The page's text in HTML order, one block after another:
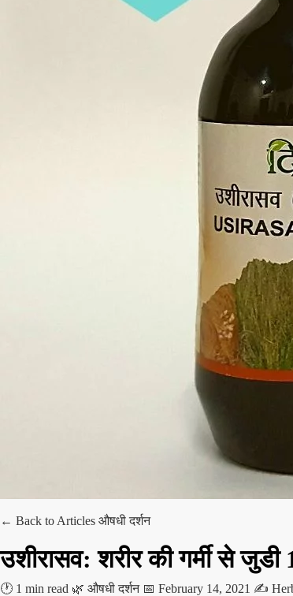
← Back to Articles औषधी दर्शन
उशीरासव: शरीर की गर्मी से
🕐 1 min read 🌿 औषधी दर्शन 📅 February 14, 2021 ✍️